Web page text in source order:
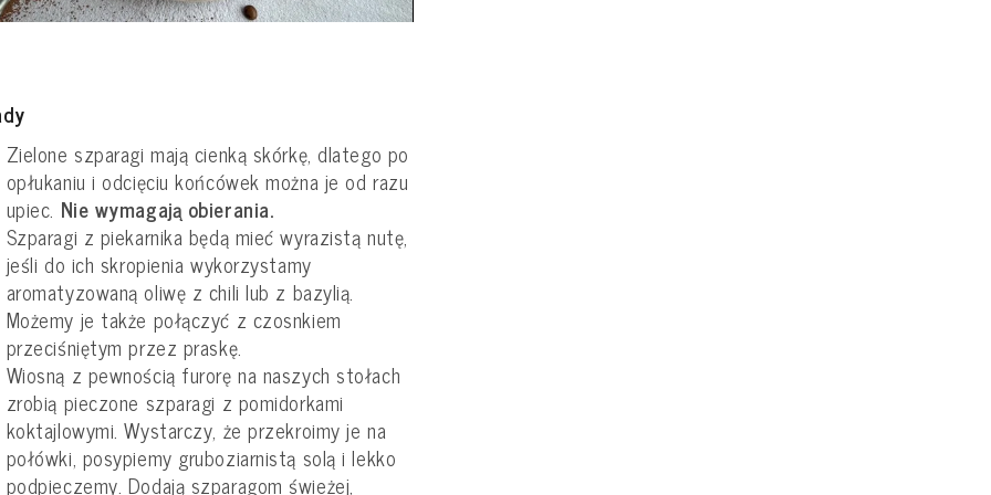
Zielone szparagi mają cienką skórkę, dlatego po
opłukaniu i odcięciu końcówek można je od razu
upiec. Nie wymagają obierania.
Szparagi z piekarnika będą mieć wyrazistą nutę,
jeśli do ich skropienia wykorzystamy
aromatyzowaną oliwę z chili lub z bazylią.
Możemy je także połączyć z czosnkiem
przeciśniętym przez praskę.
Wiosną z pewnością furorę na naszych stołach
zrobią pieczone szparagi z pomidorkami
koktajlowymi. Wystarczy, że przekroimy je na
połówki, posypiemy gruboziarnistą solą i lekko
podpieczemy. Dodają szparagom świeżej,